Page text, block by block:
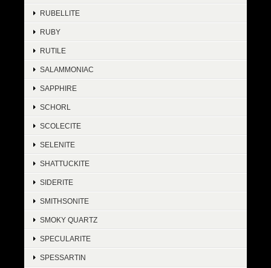
RUBELLITE
RUBY
RUTILE
SALAMMONIAC
SAPPHIRE
SCHORL
SCOLECITE
SELENITE
SHATTUCKITE
SIDERITE
SMITHSONITE
SMOKY QUARTZ
SPECULARITE
SPESSARTIN